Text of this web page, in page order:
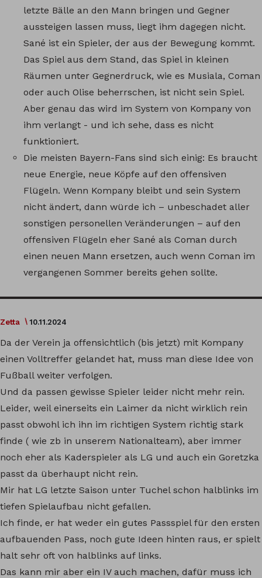
letzte Bälle an den Mann bringen und Gegner
aussteigen lassen muss, liegt ihm dagegen nicht.
Sané ist ein Spieler, der aus der Bewegung kommt.
Das Spiel aus dem Stand, das Spiel in kleinen
Räumen unter Gegnerdruck, wie es Musiala, Coman
oder auch Olise beherrschen, ist nicht sein Spiel.
Aber genau das wird im System von Kompany von
ihm verlangt - und ich sehe, dass es nicht
funktioniert.
Die meisten Bayern-Fans sind sich einig: Es braucht
neue Energie, neue Köpfe auf den offensiven
Flügeln. Wenn Kompany bleibt und sein System
nicht ändert, dann würde ich – unbeschadet aller
sonstigen personellen Veränderungen – auf den
offensiven Flügeln eher Sané als Coman durch
einen neuen Mann ersetzen, auch wenn Coman im
vergangenen Sommer bereits gehen sollte.
Zetta 10.11.2024
Da der Verein ja offensichtlich (bis jetzt) mit Kompany
einen Volltreffer gelandet hat, muss man diese Idee von
Fußball weiter verfolgen.
Und da passen gewisse Spieler leider nicht mehr rein.
Leider, weil einerseits ein Laimer da nicht wirklich rein
passt obwohl ich ihn im richtigen System richtig stark
finde ( wie zb in unserem Nationalteam), aber immer
noch eher als Kaderspieler als LG und auch ein Goretzka
passt da überhaupt nicht rein.
Mir hat LG letzte Saison unter Tuchel schon halblinks im
tiefen Spielaufbau nicht gefallen.
Ich finde, er hat weder ein gutes Passspiel für den ersten
aufbauenden Pass, noch gute Ideen hinten raus, er spielt
halt sehr oft von halblinks auf links.
Das kann mir aber ein IV auch machen, dafür muss ich